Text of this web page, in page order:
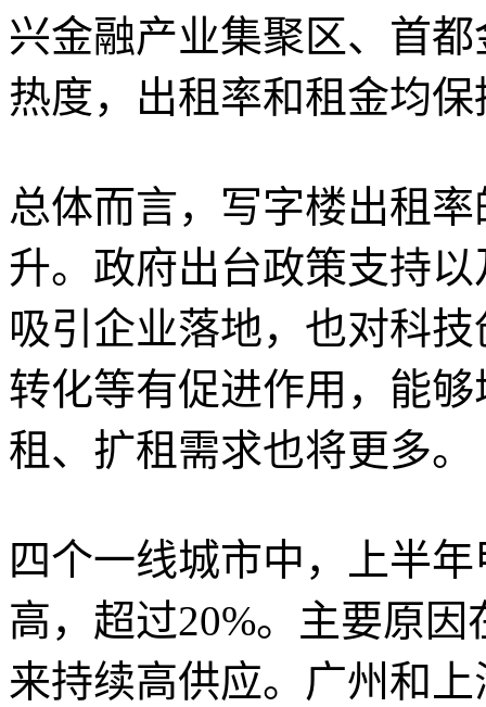
兴金融产业集聚区、首
热度，出租率和租金均
总体而言，写字楼出租
升。政府出台政策支持
吸引企业落地，也对科
转化等有促进作用，能
租、扩租需求也将更多。
四个一线城市中，上半
高，超过20%。主要原
来持续高供应。广州和